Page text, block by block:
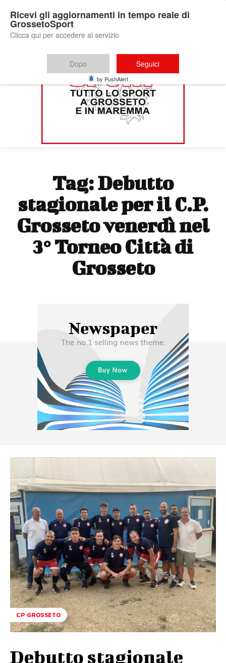
Tag:Debutto
stagionale per il C.P.
Grosseto venerdì nel
3° Torneo Città di
Grosseto
CP GROSSETO
Debutto stagionale
Ricevi gli aggiornamenti in tempo reale di
GrossetoSport
Clicca qui per accedere al servizio
Dopo Seguici
by PushAlert